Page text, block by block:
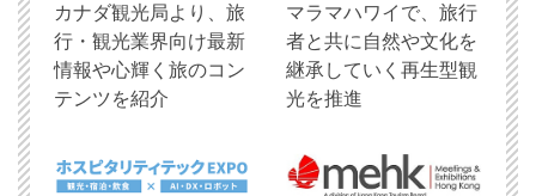
​カナダ観光局より、旅
行・観光業界向け最新
情報や心輝く旅のコン
テンツを紹介
マラマハワイで、旅行
者と共に自然や文化を
継承していく再生型観
光を推進